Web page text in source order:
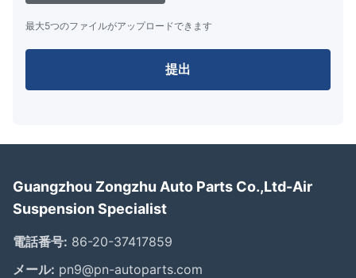
最大5つのファイルがアップロードできます
提出
Guangzhou Zongzhu Auto Parts Co.,Ltd-Air
Suspension Specialist
電話番号: 86-20-37417859
メール: pn9@pn-autoparts.com